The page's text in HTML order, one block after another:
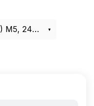
Apple MacBook Pro 14" (2025) M5, 24Gb, 1Tb Space Black MDE34